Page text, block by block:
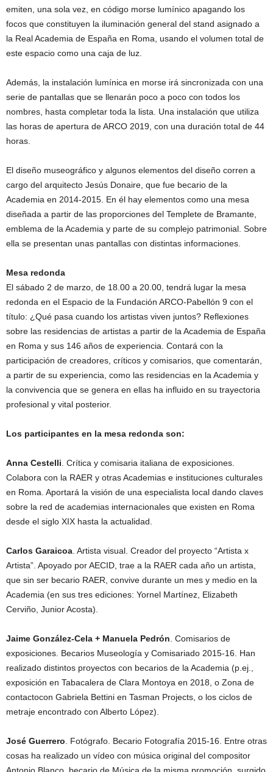
emiten, una sola vez, en código morse lumínico apagando los
focos que constituyen la iluminación general del stand asignado a
la Real Academia de España en Roma, usando el volumen total de
este espacio como una caja de luz.
Además, la instalación lumínica en morse irá sincronizada con una
serie de pantallas que se llenarán poco a poco con todos los
nombres, hasta completar toda la lista. Una instalación que utiliza
las horas de apertura de ARCO 2019, con una duración total de 44
horas.
El diseño museográfico y algunos elementos del diseño corren a
cargo del arquitecto Jesús Donaire, que fue becario de la
Academia en 2014-2015. En él hay elementos como una mesa
diseñada a partir de las proporciones del Templete de Bramante,
emblema de la Academia y parte de su complejo patrimonial. Sobre
ella se presentan unas pantallas con distintas informaciones.
Mesa redonda
El sábado 2 de marzo, de 18.00 a 20.00, tendrá lugar la mesa
redonda en el Espacio de la Fundación ARCO-Pabellón 9 con el
título: ¿Qué pasa cuando los artistas viven juntos? Reflexiones
sobre las residencias de artistas a partir de la Academia de España
en Roma y sus 146 años de experiencia. Contará con la
participación de creadores, críticos y comisarios, que comentarán,
a partir de su experiencia, como las residencias en la Academia y
la convivencia que se genera en ellas ha influido en su trayectoria
profesional y vital posterior.
Los participantes en la mesa redonda son:
Anna Cestelli . Crítica y comisaria italiana de exposiciones.
Colabora con la RAER y otras Academias e instituciones culturales
en Roma. Aportará la visión de una especialista local dando claves
sobre la red de academias internacionales que existen en Roma
desde el siglo XIX hasta la actualidad.
Carlos Garaicoa . Artista visual. Creador del proyecto “Artista x
Artista”. Apoyado por AECID, trae a la RAER cada año un artista,
que sin ser becario RAER, convive durante un mes y medio en la
Academia (en sus tres ediciones: Yornel Martínez, Elizabeth
Cerviño, Junior Acosta).
Jaime González-Cela + Manuela Pedrón . Comisarios de
exposiciones. Becarios Museología y Comisariado 2015-16. Han
realizado distintos proyectos con becarios de la Academia (p.ej.,
exposición en Tabacalera de Clara Montoya en 2018, o Zona de
contactocon Gabriela Bettini en Tasman Projects, o los ciclos de
metraje encontrado con Alberto López).
José Guerrero . Fotógrafo. Becario Fotografía 2015-16. Entre otras
cosas ha realizado un vídeo con música original del compositor